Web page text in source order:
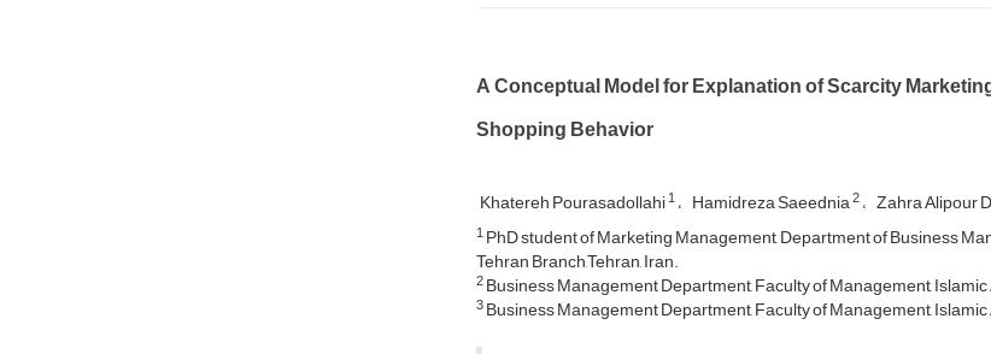
A Conceptual Model for Explanation of Scarcity
Shopping Behavior
Khatereh Pourasadollahi1 Hamidreza Saeednia2 Zahra Alipour
1PhD student of Marketing Management, Department of Business
Tehran Branch,Tehran, Iran.
2Business Management Department, Faculty of Management,
3Business Management Department, Faculty of Management,